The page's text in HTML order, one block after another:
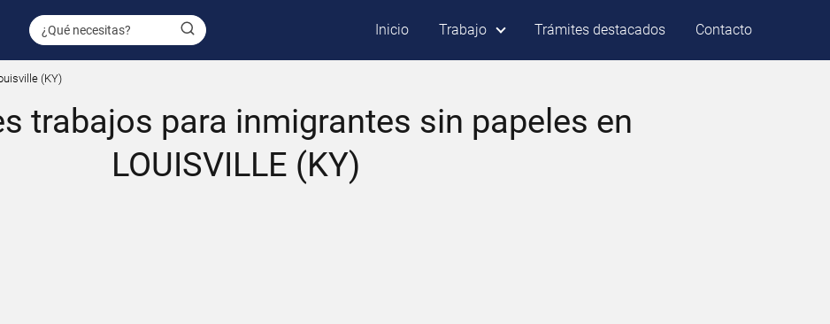
Inicio Trabajo Trámites destacados Contacto
(KY)
trabajos para inmigrantes sin papeles en
LOUISVILLE (KY)